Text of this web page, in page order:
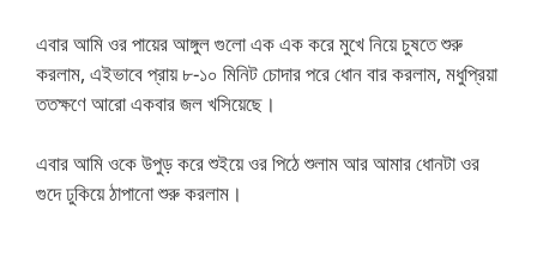
এবার আমি ওর পায়ের আঙ্গুল গুলো এক এক করে মুখে নিয়ে চুষতে শুরু
করলাম, এইভাবে প্রায় ৮-১০ মিনিট চোদার পরে ধোন বার করলাম, মধুপ্রিয়া
ততক্ষণে আরো একবার জল খসিয়েছে।
এবার আমি ওকে উপুড় করে শুইয়ে ওর পিঠে শুলাম আর আমার ধোনটা ওর
গুদে ঢুকিয়ে ঠাপানো শুরু করলাম।